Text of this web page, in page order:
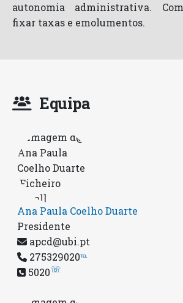
autonomia administrativa.
fixar taxas e emolumentos.
Equipa
Ana Paula Coelho Duarte
Presidente
apcd@ubi.pt
275329020℡
5020☏